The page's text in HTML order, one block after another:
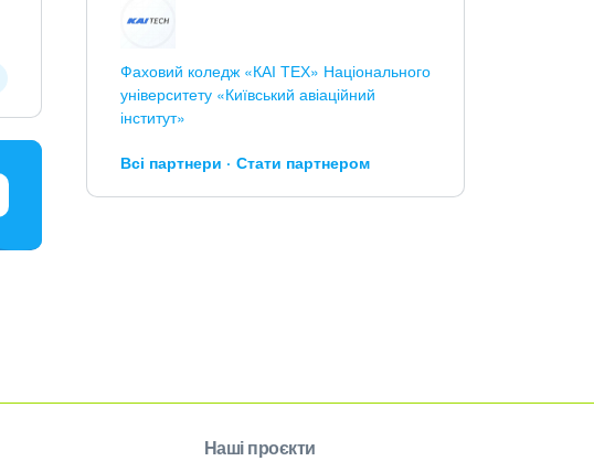
Фаховий коледж «КАІ ТЕХ» Національного
університету «Київський авіаційний
інститут»
Всі партнери Стати партнером
Наші проєкти